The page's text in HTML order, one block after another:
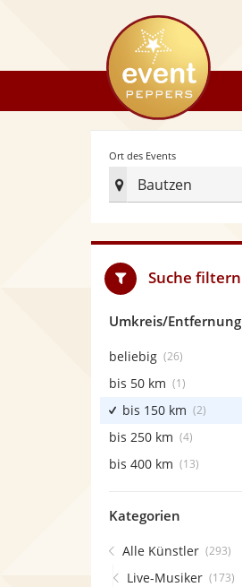
eventpeppers
Ort des Events
Bautzen
Radius
Suche filtern
Umkreis/Entfernung
beliebig (26)
bis 50 km (1)
bis 150 km (2)
bis 250 km (4)
bis 400 km (13)
Kategorien
Alle Künstler (293)
Live-Musiker (173)